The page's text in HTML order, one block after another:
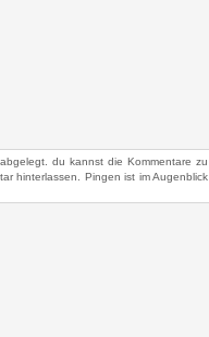
du kannst die Kommentare zu
hinterlassen. Pingen ist im Augenblick